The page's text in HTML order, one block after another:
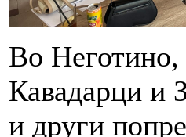
Во
Кавадарци и
и други